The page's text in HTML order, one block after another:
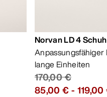
Norvan LD 4
lange Einheiten
170,00 €
85,00 €-